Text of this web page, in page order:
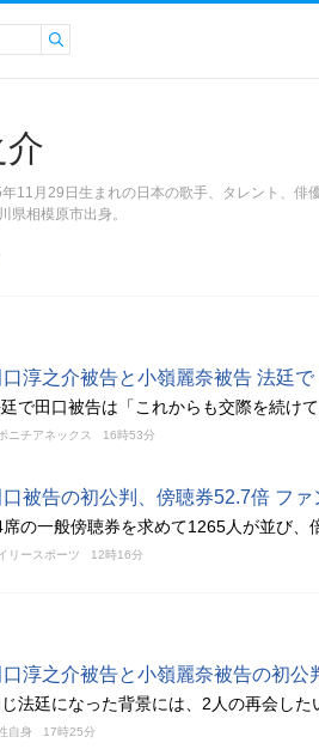
介
11月29日生まれの日本の歌手、タレント、俳
県相模原市出身。
口淳之介被告と小嶺麗奈被告 法廷で
で田口被告は「これからも交際を続け
ニチアネックス 16時53分
口被告の初公判、傍聴券52.7倍 ファ
席の一般傍聴券を求めて1265人が並び、
リースポーツ 12時16分
口淳之介被告と小嶺麗奈被告の初公
法廷になった背景には、2人の再会し
自身 17時25分